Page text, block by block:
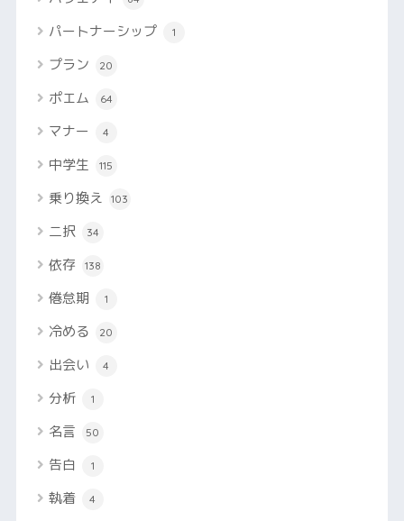
パートナーシップ 1
プラン 20
ポエム 64
マナー 4
中学生 115
乗り換え 103
二択 34
依存 138
倦怠期 1
冷める 20
出会い 4
分析 1
名言 50
告白 1
執着 4